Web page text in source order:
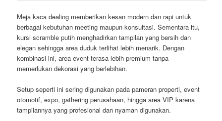
Meja kaca dealing memberikan kesan modern dan rapi untuk
berbagai kebutuhan meeting maupun konsultasi. Sementara itu,
kursi scramble putih menghadirkan tampilan yang bersih dan
elegan sehingga area duduk terlihat lebih menarik. Dengan
kombinasi ini, area event terasa lebih premium tanpa
memerlukan dekorasi yang berlebihan.
Setup seperti ini sering digunakan pada pameran properti, event
otomotif, expo, gathering perusahaan, hingga area VIP karena
tampilannya yang profesional dan nyaman digunakan.